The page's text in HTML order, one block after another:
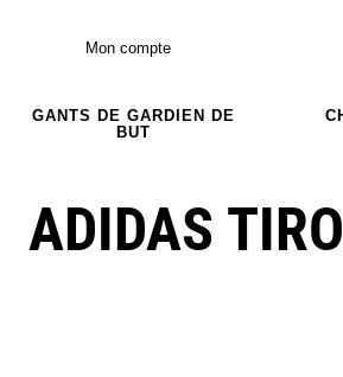
Mon compte
GANTS DE GARDIEN DE
BUT
ADIDAS